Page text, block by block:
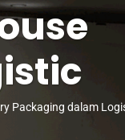
Packaging dalam